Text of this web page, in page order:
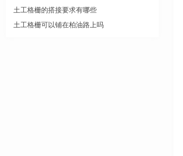
土工格栅的搭接要求有哪些
土工格栅可以铺在柏油路上吗